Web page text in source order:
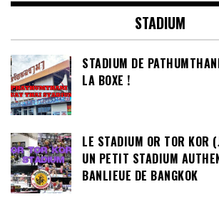
STADIUM
STADIUM DE
LA BOXE !
LE STADIUM OR TOR KOR
UN PETIT STADIUM
BANLIEUE DE BANGKOK